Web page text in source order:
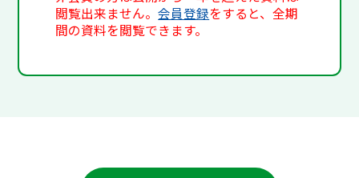
閲覧出来ません。会員登録をすると、全期
間の資料を閲覧できます。